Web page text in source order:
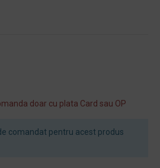
doar cu plata Card sau OP
comandat pentru acest produs